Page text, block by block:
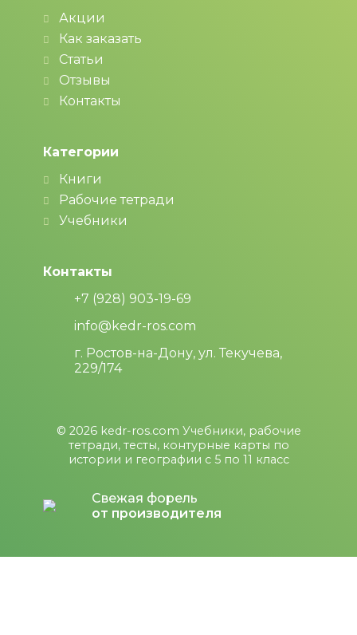
Акции
Как заказать
Статьи
Отзывы
Контакты
Категории
Книги
Рабочие тетради
Учебники
Контакты
+7 (928) 903-19-69
info@kedr-ros.com
г. Ростов-на-Дону, ул. Текучева,
229/174
© 2026 kedr-ros.com Учебники, рабочие
тетради, тесты, контурные карты по
истории и географии с 5 по 11 класс
Свежая форель
от производителя